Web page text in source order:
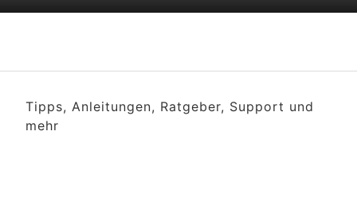
Tipps, Anleitungen, Ratgeber, Support und
mehr